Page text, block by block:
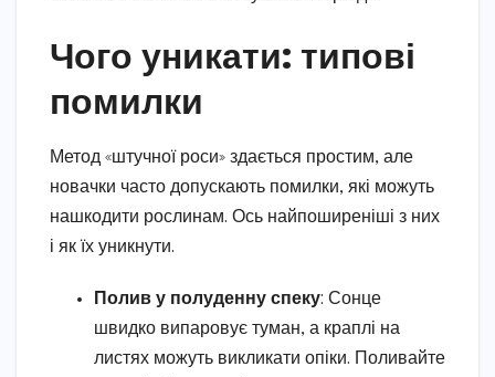
Чого уникати: типові
помилки
Метод «штучної роси» здається простим, але
новачки часто допускають помилки, які можуть
нашкодити рослинам. Ось найпоширеніші з них
і як їх уникнути.
Полив у полуденну спеку: Сонце
швидко випаровує туман, а краплі на
листях можуть викликати опіки. Поливайте